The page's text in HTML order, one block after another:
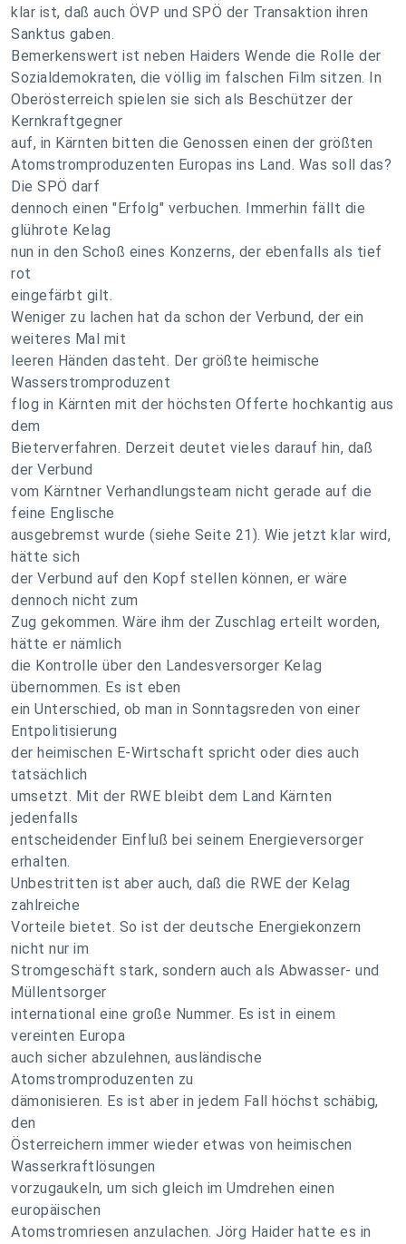
klar ist, daß auch ÖVP und SPÖ der Transaktion ihren
Sanktus gaben.
Bemerkenswert ist neben Haiders Wende die Rolle der
Sozialdemokraten, die völlig im falschen Film sitzen. In
Oberösterreich spielen sie sich als Beschützer der
Kernkraftgegner
auf, in Kärnten bitten die Genossen einen der größten
Atomstromproduzenten Europas ins Land. Was soll das?
Die SPÖ darf
dennoch einen "Erfolg" verbuchen. Immerhin fällt die
glührote Kelag
nun in den Schoß eines Konzerns, der ebenfalls als tief
rot
eingefärbt gilt.
Weniger zu lachen hat da schon der Verbund, der ein
weiteres Mal mit
leeren Händen dasteht. Der größte heimische
Wasserstromproduzent
flog in Kärnten mit der höchsten Offerte hochkantig aus
dem
Bieterverfahren. Derzeit deutet vieles darauf hin, daß
der Verbund
vom Kärntner Verhandlungsteam nicht gerade auf die
feine Englische
ausgebremst wurde (siehe Seite 21). Wie jetzt klar wird,
hätte sich
der Verbund auf den Kopf stellen können, er wäre
dennoch nicht zum
Zug gekommen. Wäre ihm der Zuschlag erteilt worden,
hätte er nämlich
die Kontrolle über den Landesversorger Kelag
übernommen. Es ist eben
ein Unterschied, ob man in Sonntagsreden von einer
Entpolitisierung
der heimischen E-Wirtschaft spricht oder dies auch
tatsächlich
umsetzt. Mit der RWE bleibt dem Land Kärnten
jedenfalls
entscheidender Einfluß bei seinem Energieversorger
erhalten.
Unbestritten ist aber auch, daß die RWE der Kelag
zahlreiche
Vorteile bietet. So ist der deutsche Energiekonzern
nicht nur im
Stromgeschäft stark, sondern auch als Abwasser- und
Müllentsorger
international eine große Nummer. Es ist in einem
vereinten Europa
auch sicher abzulehnen, ausländische
Atomstromproduzenten zu
dämonisieren. Es ist aber in jedem Fall höchst schäbig,
den
Österreichern immer wieder etwas von heimischen
Wasserkraftlösungen
vorzugaukeln, um sich gleich im Umdrehen einen
europäischen
Atomstromriesen anzulachen. Jörg Haider hatte es in